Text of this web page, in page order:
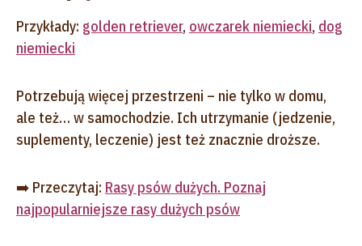
Przykłady: golden retriever, owczarek niemiecki, dog
niemiecki
Potrzebują więcej przestrzeni – nie tylko w domu,
ale też… w samochodzie. Ich utrzymanie (jedzenie,
suplementy, leczenie) jest też znacznie droższe.
➡️ Przeczytaj: Rasy psów dużych. Poznaj
najpopularniejsze rasy dużych psów